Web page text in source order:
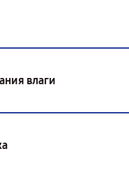
влаги